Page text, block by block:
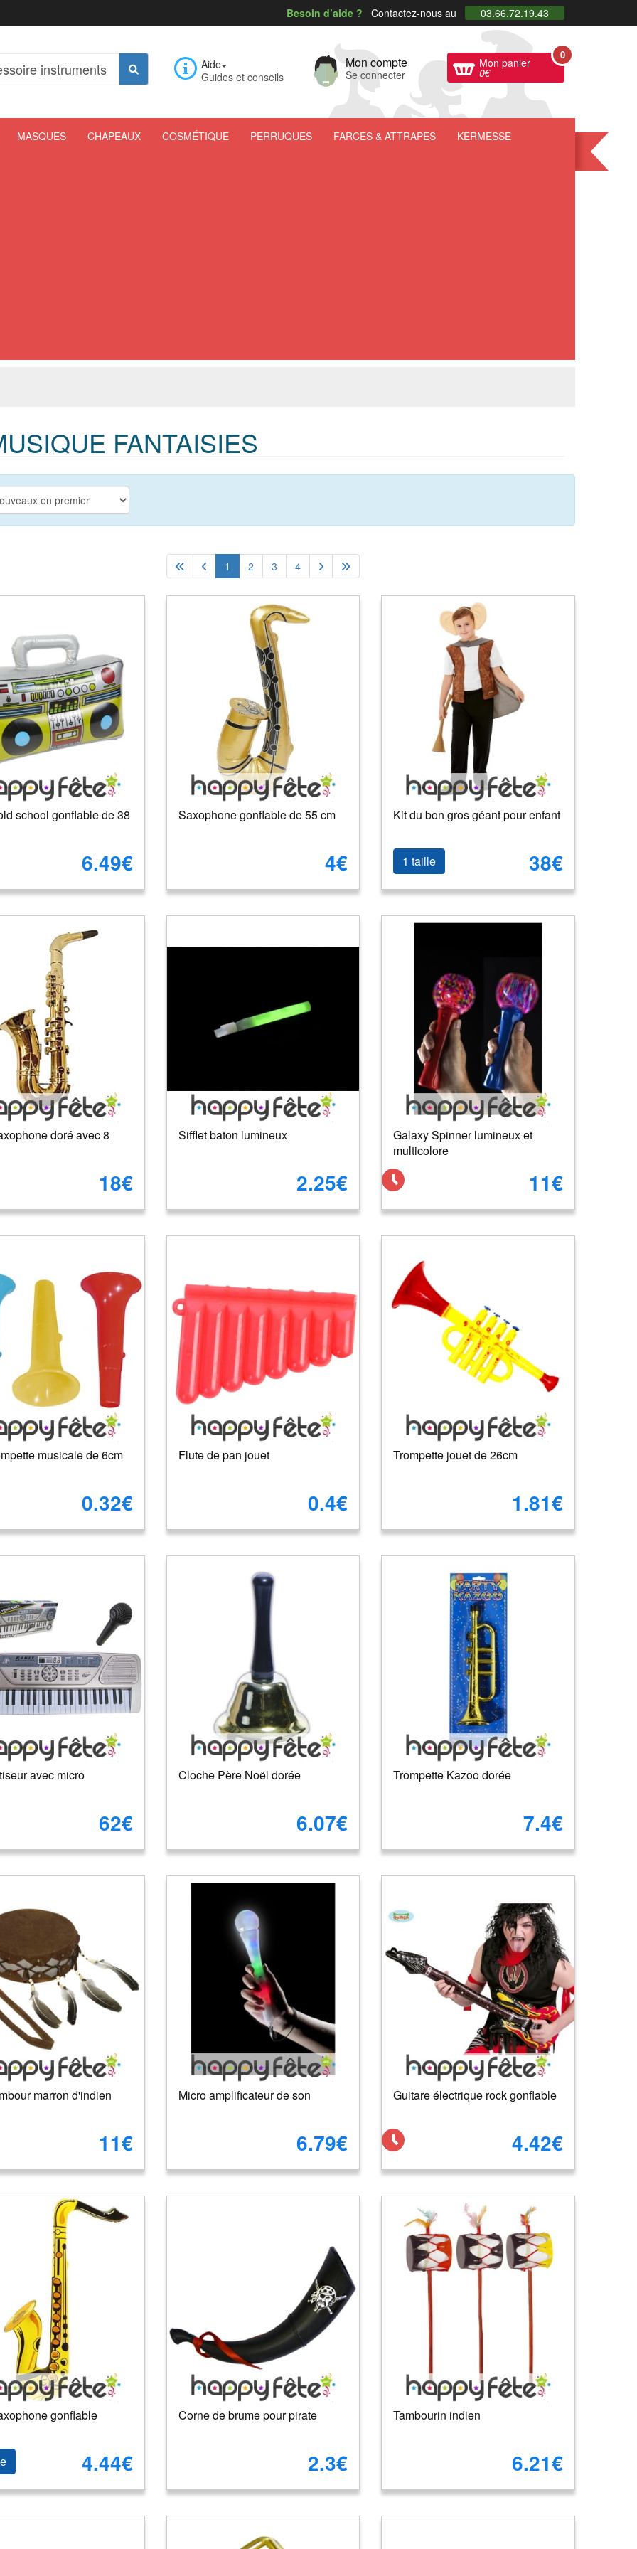
Besoin d’aide ? Contactez-nous au 03.66.72.19.43
Aide
Guides et conseils
Mon compte
Se connecter
Mon panier
0€
0
MASQUES CHAPEAUX COSMÉTIQUE PERRUQUES FARCES & ATTRAPES KERMESSE
FANTAISIES
1 2 3 4
school gonflable de 38
6.49€
Saxophone gonflable de 55 cm
4€
Kit du bon gros géant pour enfant
1 taille 38€
doré avec 8
18€
Sifflet baton lumineux
2.25€
Galaxy Spinner lumineux et
multicolore
11€
musicale de 6cm
0.32€
Flute de pan jouet
0.4€
Trompette jouet de 26cm
1.81€
avec micro
62€
Cloche Père Noël dorée
6.07€
Trompette Kazoo dorée
7.4€
marron d'indien
11€
Micro amplificateur de son
6.79€
Guitare électrique rock gonflable
4.42€
gonflable
4.44€
Corne de brume pour pirate
2.3€
Tambourin indien
6.21€